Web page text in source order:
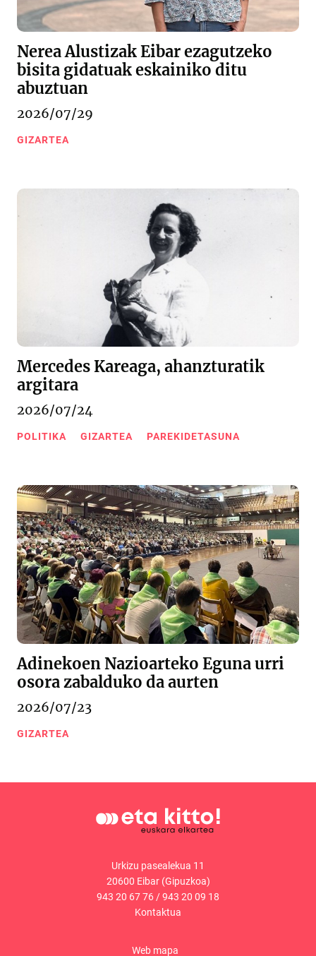
Nerea Alustizak Eibar ezagutzeko
bisita gidatuak eskainiko ditu
abuztuan
2026/07/29
GIZARTEA
Mercedes Kareaga, ahanzturatik
argitara
2026/07/24
POLITIKA GIZARTEA PAREKIDETASUNA
Adinekoen Nazioarteko Eguna urri
osora zabalduko da aurten
2026/07/23
GIZARTEA
Urkizu pasealekua 11
20600 Eibar (Gipuzkoa)
943 20 67 76 /943 20 09 18
Kontaktua
Web mapa